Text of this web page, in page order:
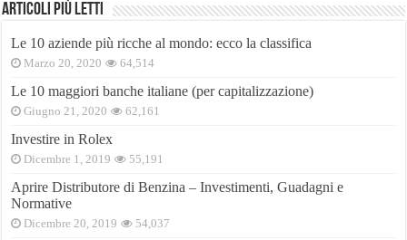
Articoli Più Letti
Le 10 aziende più ricche al mondo: ecco la classifica
Marzo 20, 2020 64,514
Le 10 maggiori banche italiane (per capitalizzazione)
Giugno 21, 2020 62,161
Investire in Rolex
Dicembre 1, 2019 55,191
Aprire Distributore di Benzina – Investimenti, Guadagni e
Normative
Dicembre 20, 2019 54,037